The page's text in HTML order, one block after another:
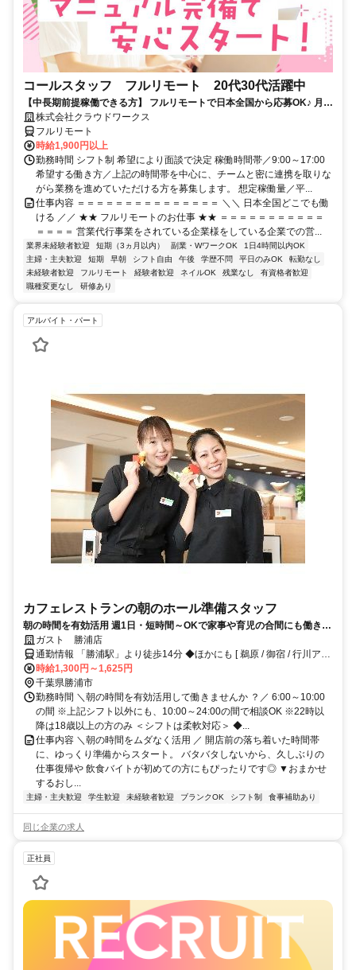
コールスタッフ フルリモート 20代30代活躍中
【中長期前提稼働できる方】 フルリモートで日本全国から応募OK♪ 月稼
働80時間で安定収入！
株式会社クラウドワークス
フルリモート
時給1,900円以上
勤務時間 シフト制 希望により面談で決定 稼働時間帯／9:00～17:00
希望する働き方／上記の時間帯を中心に、チームと密に連携を取りな
がら業務を進めていただける方を募集します。 想定稼働量／平...
仕事内容 ＝＝＝＝＝＝＝＝＝＝＝＝＝＝＝ ＼＼ 日本全国どこでも働
ける ／／ ★★ フルリモートのお仕事 ★★ ＝＝＝＝＝＝＝＝＝＝＝
＝＝＝＝ 営業代行事業をされている企業様をしている企業での営...
業界未経験者歓迎 短期（3ヵ月以内） 副業・WワークOK
1日4時間以内OK
主婦・主夫歓迎
短期 早朝 シフト自由 午後 学歴不問 平日のみOK
転勤なし
未経験者歓迎
フルリモート 経験者歓迎 ネイルOK 残業なし
有資格者歓迎
職種変更なし
研修あり
アルバイト・パート
カフェレストランの朝のホール準備スタッフ
朝の時間を有効活用 週1日・短時間～OKで家事や育児の合間にも働きや
すい 常連さんも多く、落ち着いた雰囲気のガストで未経験から安心スタ
ート
ガスト 勝浦店
通勤情報 「勝浦駅」より徒歩14分 ◆ほかにも [ 鵜原 / 御宿 / 行川アイ
ランド / 上総興津 ] からも車で7～15分程度!!※自転車 / 車 / バイク通
勤OK
時給1,300円～1,625円
千葉県勝浦市
勤務時間 ＼朝の時間を有効活用して働きませんか ？／ 6:00～10:00
の間 ※上記シフト以外にも、10:00～24:00の間で相談OK ※22時以
降は18歳以上の方のみ ＜シフトは柔軟対応＞ ◆...
仕事内容 ＼朝の時間をムダなく活用 ／ 開店前の落ち着いた時間帯
に、ゆっくり準備からスタート。 バタバタしないから、久しぶりの
仕事復帰や 飲食バイトが初めての方にもぴったりです◎ ▼おまかせ
するおし...
主婦・主夫歓迎 学生歓迎 未経験者歓迎 ブランクOK シフト制 食事補助あり
同じ企業の求人
正社員